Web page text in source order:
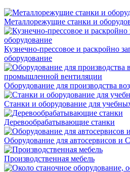
Металлорежущие станки и
Кузнечно-прессовое и раскройно
оборудование
Оборудование для производства
Станки и оборудование для
Деревообрабатывающие станки
Оборудование для автосервисов и
Производственная мебель